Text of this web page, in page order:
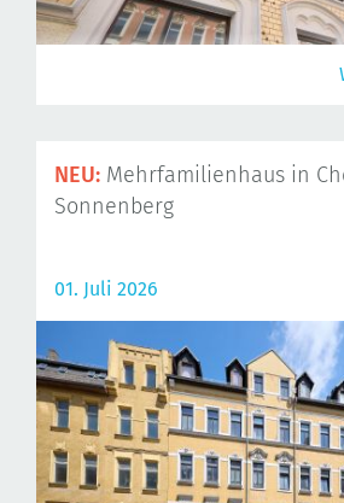
NEU: Mehrfamilienhaus in
Sonnenberg
01. Juli 2026